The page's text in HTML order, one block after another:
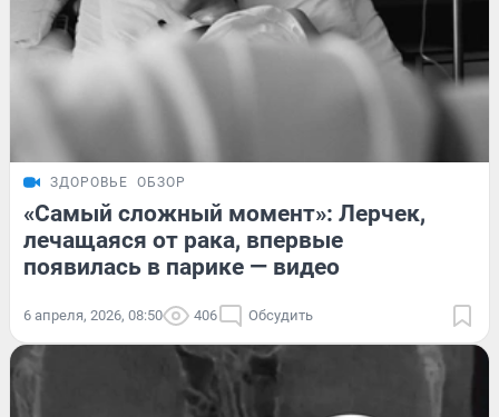
ЗДОРОВЬЕ ОБЗОР
«Самый сложный момент»: Лерчек,
лечащаяся от рака, впервые
появилась в парике — видео
6 апреля, 2026, 08:50 406 Обсудить